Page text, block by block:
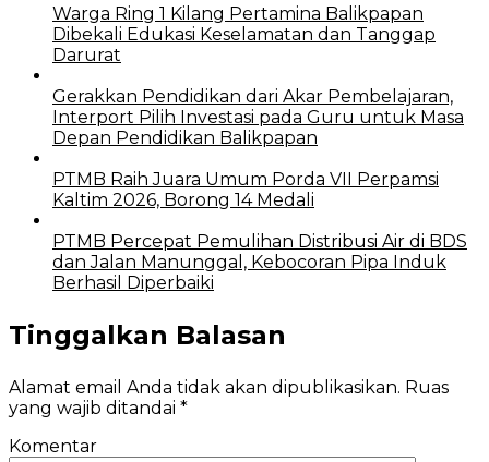
Warga Ring 1 Kilang Pertamina Balikpapan
Dibekali Edukasi Keselamatan dan Tanggap
Darurat
Gerakkan Pendidikan dari Akar Pembelajaran,
Interport Pilih Investasi pada Guru untuk Masa
Depan Pendidikan Balikpapan
PTMB Raih Juara Umum Porda VII Perpamsi
Kaltim 2026, Borong 14 Medali
PTMB Percepat Pemulihan Distribusi Air di BDS
dan Jalan Manunggal, Kebocoran Pipa Induk
Berhasil Diperbaiki
Tinggalkan Balasan
Alamat email Anda tidak akan dipublikasikan. Ruas
yang wajib ditandai *
Komentar